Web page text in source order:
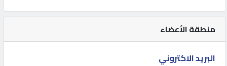
كيو
منطقة الأعضاء
البريد الاكتروني